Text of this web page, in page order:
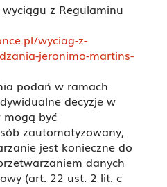
z Regulaminu
wyciag-z-
jeronimo-martins-
podań w ramach
decyzje w
mogą być
zautomatyzowany,
jest konieczne do
danych
(art. 22 ust. 2 lit. c